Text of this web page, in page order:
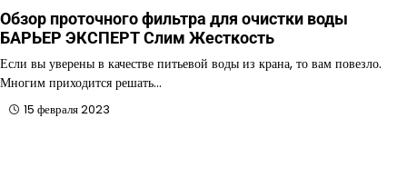
Обзор проточного фильтра для очистки воды
БАРЬЕР ЭКСПЕРТ Слим Жесткость
Если вы уверены в качестве питьевой воды из крана, то вам повезло.
Многим приходится решать…
15 февраля 2023